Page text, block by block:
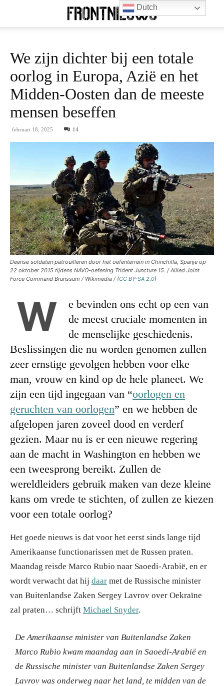
We zijn dichter bij een totale
oorlog in Europa, Azië en het
Midden-Oosten dan de meeste
mensen beseffen
februari 18, 2025 14
Deense soldaten patrouilleren door het oefenterrein in Chinchilla, Spanje op
22 oktober 2015 tijdens NAVO-oefening Trident Juncture 15. / Allied Joint
Force Command Brunssum / Wikimedia / (CC BY-SA 2.0)
W
e bevinden ons echt op een van
de meest cruciale momenten in
de menselijke geschiedenis.
Beslissingen die nu worden genomen zullen
zeer ernstige gevolgen hebben voor elke
man, vrouw en kind op de hele planeet. We
zijn een tijd ingegaan van “oorlogen en
geruchten van oorlogen” en we hebben de
afgelopen jaren zoveel dood en verderf
gezien. Maar nu is er een nieuwe regering
aan de macht in Washington en hebben we
een tweesprong bereikt. Zullen de
wereldleiders gebruik maken van deze kleine
kans om vrede te stichten, of zullen ze kiezen
voor een totale oorlog?
Het goede nieuws is dat voor het eerst sinds lange tijd
Amerikaanse functionarissen met de Russen praten.
Maandag reisde Marco Rubio naar Saoedi-Arabië, en er
wordt verwacht dat hij daar met de Russische minister
van Buitenlandse Zaken Sergey Lavrov over Oekraïne
zal praten… schrijft Michael Snyder.
De Amerikaanse minister van Buitenlandse Zaken
Marco Rubio kwam maandag aan in Saoedi-Arabië en
de Russische minister van Buitenlandse Zaken Sergey
Lavrov was onderweg naar het land, te midden van de
Dutch